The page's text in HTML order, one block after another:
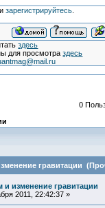
зарегистрируйтесь.
здесь
для просмотраздесь
0
гравитации
изменение гравитации
2011, 22:42:37 »